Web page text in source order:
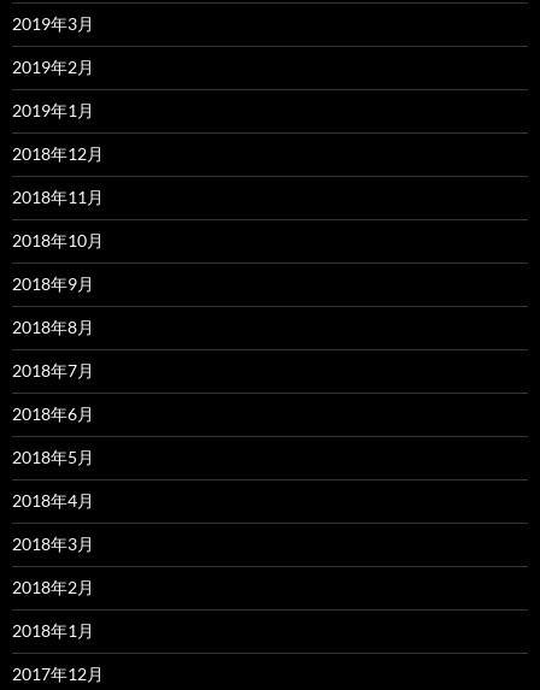
2019年3月
2019年2月
2019年1月
2018年12月
2018年11月
2018年10月
2018年9月
2018年8月
2018年7月
2018年6月
2018年5月
2018年4月
2018年3月
2018年2月
2018年1月
2017年12月